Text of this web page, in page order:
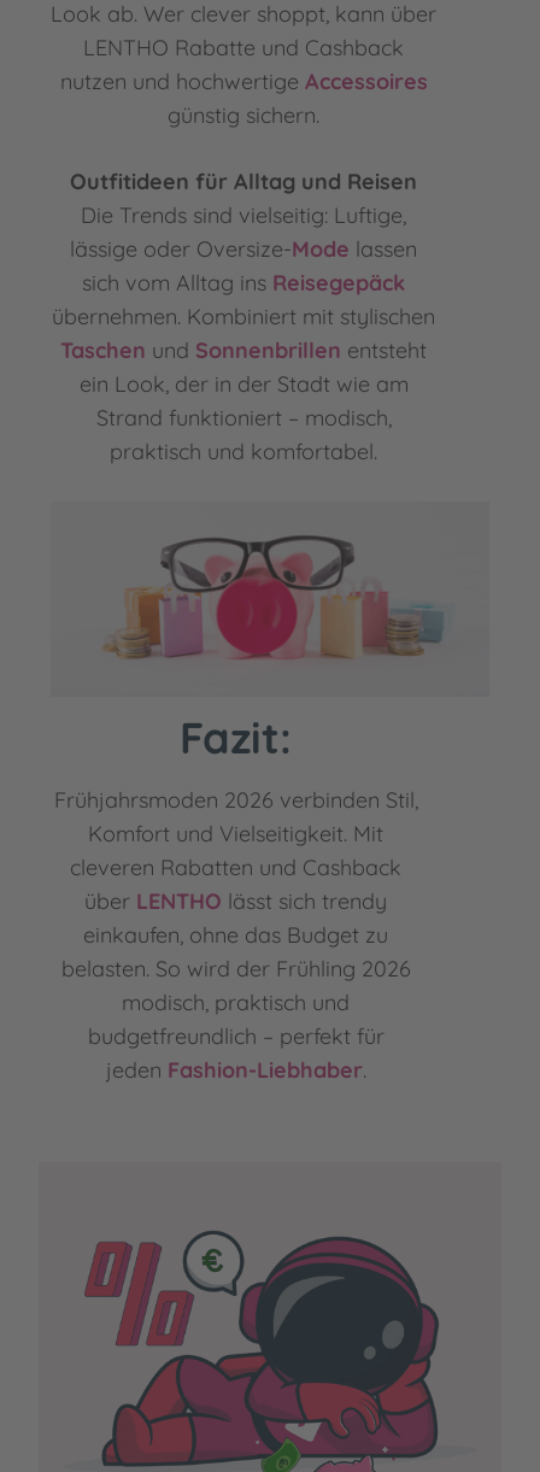
Look ab. Wer clever shoppt, kann über
LENTHO Rabatte und Cashback
nutzen und hochwertige Accessoires
günstig sichern.
Outfitideen für Alltag und Reisen
Die Trends sind vielseitig: Luftige,
lässige oder Oversize-Mode lassen
sich vom Alltag ins Reisegepäck
übernehmen. Kombiniert mit stylischen
Taschen und Sonnenbrillen entsteht
ein Look, der in der Stadt wie am
Strand funktioniert – modisch,
praktisch und komfortabel.
Fazit:
Frühjahrsmoden 2026 verbinden Stil,
Komfort und Vielseitigkeit. Mit
cleveren Rabatten und Cashback
über LENTHO lässt sich trendy
einkaufen, ohne das Budget zu
belasten. So wird der Frühling 2026
modisch, praktisch und
budgetfreundlich – perfekt für
jeden Fashion-Liebhaber.